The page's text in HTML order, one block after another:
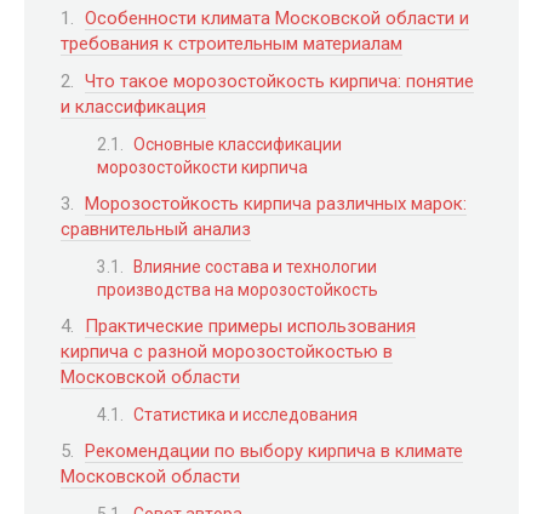
Особенности климата Московской области и
требования к строительным материалам
Что такое морозостойкость кирпича: понятие
и классификация
Основные классификации
морозостойкости кирпича
Морозостойкость кирпича различных марок:
сравнительный анализ
Влияние состава и технологии
производства на морозостойкость
Практические примеры использования
кирпича с разной морозостойкостью в
Московской области
Статистика и исследования
Рекомендации по выбору кирпича в климате
Московской области